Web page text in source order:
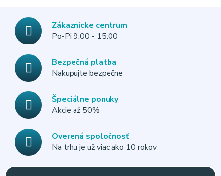
Zákaznícke centrum
Po-Pi 9:00 - 15:00
Bezpečná platba
Nakupujte bezpečne
Špeciálne ponuky
Akcie až 50%
Overená spoločnosť
Na trhu je už viac ako 10 rokov